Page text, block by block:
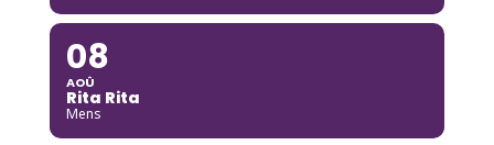
08
AOÛ
Rita Rita
Mens